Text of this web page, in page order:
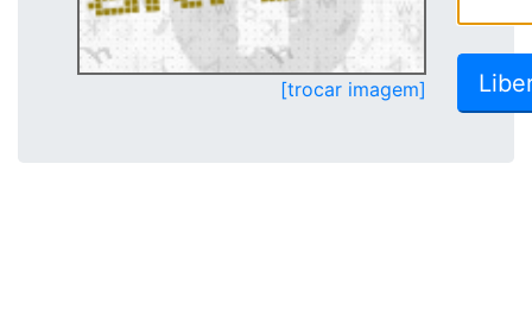
[trocar imagem]